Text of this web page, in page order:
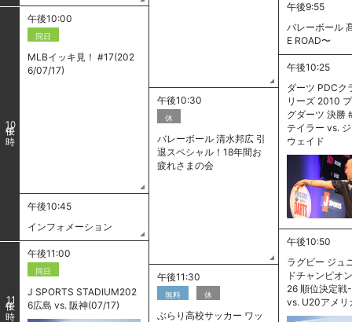
午後9:55
バレーボール
E ROAD〜
10
午後10:00
同日
MLBイッキ見！ #17(202
6/07/17)
午後10:25
ダーツ PDCク
リーズ 2010
グダーツ 決勝
テイラー vs.
ウェイド
午後10:30
休
バレーボール 清水邦広 引
退スペシャル！18年間お
疲れさまの会
午後10:45
インフォメーション
午後10:50
ラグビー ジュ
ドチャンピオ
26 順位決定戦
vs. U20アメリ
11
午後11:00
同日
J SPORTS STADIUM202
6広島 vs. 阪神(07/17)
午後11:30
無料 休
ぶらり高校サッカー ワッ